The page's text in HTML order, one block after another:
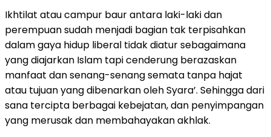
Ikhtilat atau campur baur antara laki-laki dan
perempuan sudah menjadi bagian tak terpisahkan
dalam gaya hidup liberal tidak diatur sebagaimana
yang diajarkan Islam tapi cenderung berazaskan
manfaat dan senang-senang semata tanpa hajat
atau tujuan yang dibenarkan oleh Syara’. Sehingga dari
sana tercipta berbagai kebejatan, dan penyimpangan
yang merusak dan membahayakan akhlak.